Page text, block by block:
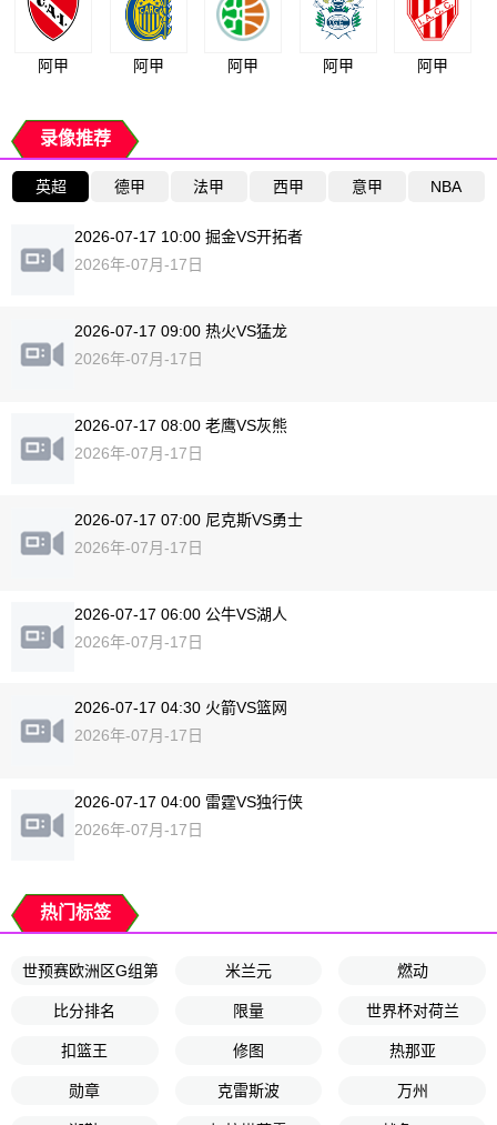
阿甲 阿甲 阿甲 阿甲 阿甲
录像推荐
英超 德甲 法甲 西甲 意甲 NBA
2026-07-17 10:00 掘金VS开拓者
2026年-07月-17日
2026-07-17 09:00 热火VS猛龙
2026年-07月-17日
2026-07-17 08:00 老鹰VS灰熊
2026年-07月-17日
2026-07-17 07:00 尼克斯VS勇士
2026年-07月-17日
2026-07-17 06:00 公牛VS湖人
2026年-07月-17日
2026-07-17 04:30 火箭VS篮网
2026年-07月-17日
2026-07-17 04:00 雷霆VS独行侠
2026年-07月-17日
热门标签
世预赛欧洲区G组第9轮 米兰元 燃动
比分排名 限量 世界杯对荷兰
扣篮王 修图 热那亚
勋章 克雷斯波 万州